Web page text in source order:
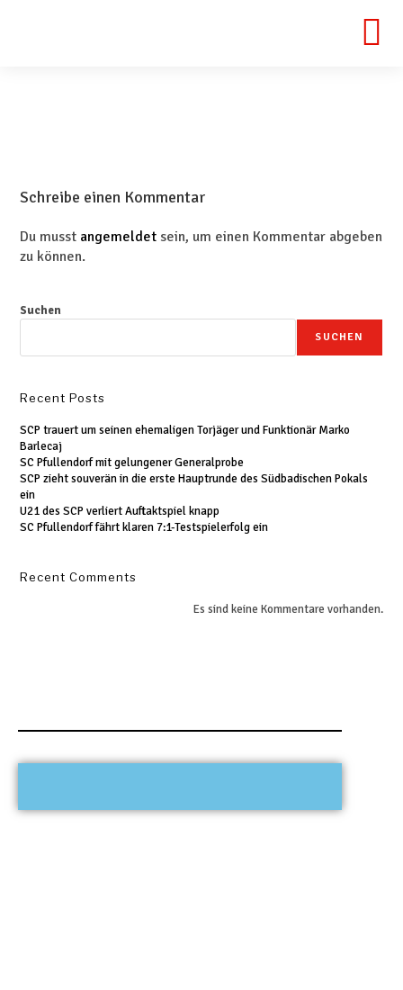
Schreibe einen Kommentar
Du musst angemeldet sein, um einen Kommentar abgeben
zu können.
Suchen
SUCHEN
Recent Posts
SCP trauert um seinen ehemaligen Torjäger und Funktionär Marko
Barlecaj
SC Pfullendorf mit gelungener Generalprobe
SCP zieht souverän in die erste Hauptrunde des Südbadischen Pokals
ein
U21 des SCP verliert Auftaktspiel knapp
SC Pfullendorf fährt klaren 7:1-Testspielerfolg ein
Recent Comments
Es sind keine Kommentare vorhanden.